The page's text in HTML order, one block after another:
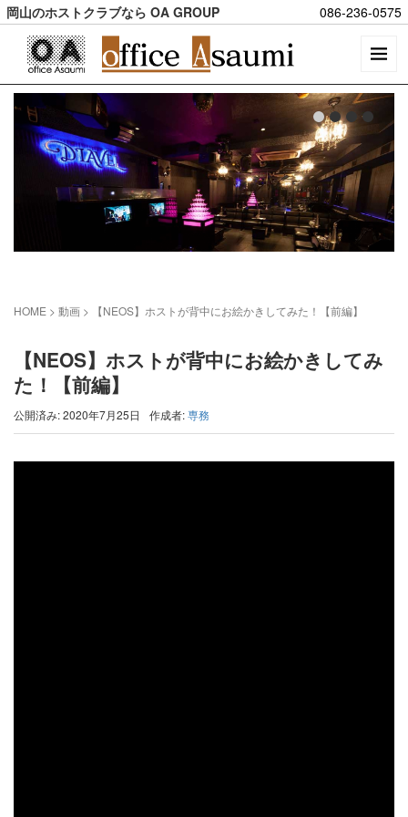
岡山のホストクラブなら OA GROUP 086-236-0575
HOME > 動画 > 【NEOS】ホストが背中にお絵かきしてみた！【前編】
【NEOS】ホストが背中にお絵かきしてみ
た！【前編】
公開済み: 2020年7月25日 作成者:専務